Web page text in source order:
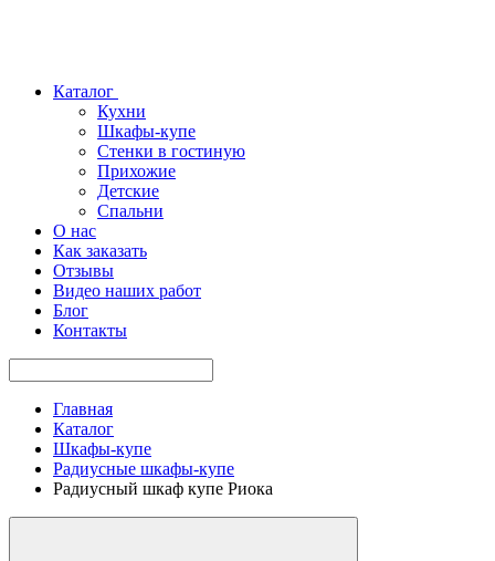
Каталог
Кухни
Шкафы-купе
Стенки в гостиную
Прихожие
Детские
Спальни
О нас
Как заказать
Отзывы
Видео наших работ
Блог
Контакты
Главная
Каталог
Шкафы-купе
Радиусные шкафы-купе
Радиусный шкаф купе Риока